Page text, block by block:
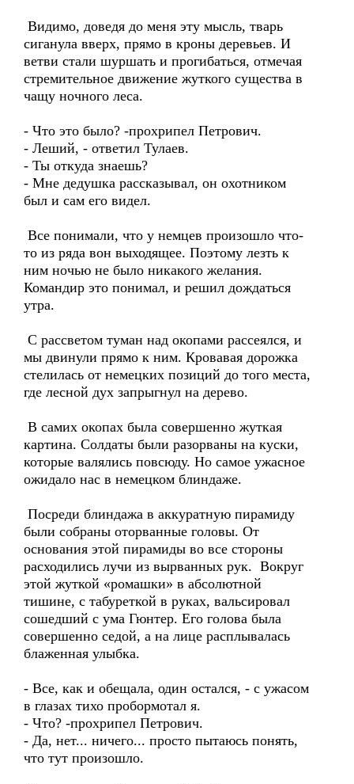
Видимо, доведя до меня эту мысль, тварь
сиганула вверх, прямо в кроны деревьев. И
ветви стали шуршать и прогибаться, отмечая
стремительное движение жуткого существа в
чащу ночного леса.
- Что это было? -прохрипел Петрович.
- Леший, - ответил Тулаев.
- Ты откуда знаешь?
- Мне дедушка рассказывал, он охотником
был и сам его видел.
Все понимали, что у немцев произошло что-
то из ряда вон выходящее. Поэтому лезть к
ним ночью не было никакого желания.
Командир это понимал, и решил дождаться
утра.
С рассветом туман над окопами рассеялся, и
мы двинули прямо к ним. Кровавая дорожка
стелилась от немецких позиций до того места,
где лесной дух запрыгнул на дерево.
В самих окопах была совершенно жуткая
картина. Солдаты были разорваны на куски,
которые валялись повсюду. Но самое ужасное
ожидало нас в немецком блиндаже.
Посреди блиндажа в аккуратную пирамиду
были собраны оторванные головы. От
основания этой пирамиды во все стороны
расходились лучи из вырванных рук. Вокруг
этой жуткой «ромашки» в абсолютной
тишине, с табуреткой в руках, вальсировал
сошедший с ума Гюнтер. Его голова была
совершенно седой, а на лице расплывалась
блаженная улыбка.
- Все, как и обещала, один остался, - с ужасом
в глазах тихо пробормотал я.
- Что? -прохрипел Петрович.
- Да, нет... ничего... просто пытаюсь понять,
что тут произошло.